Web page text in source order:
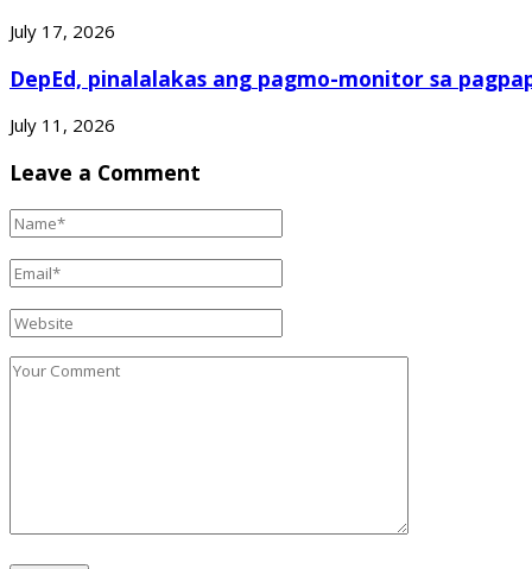
July 17, 2026
DepEd, pinalalakas ang pagmo-monitor sa
July 11, 2026
Leave a Comment